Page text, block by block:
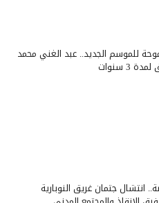
للموسم الجديد.. عبد الغني محمد
3 سنوات
جثمان غريق النوبارية